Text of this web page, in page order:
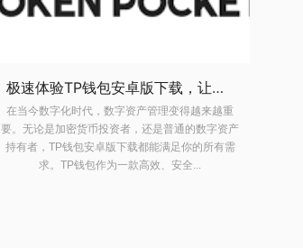
解决tp钱包下载app官网正版无法安装的全面指南
在数字货币管理工具中，TP钱包
（ThresholdWallet）是一个备受推崇的应用。它不
仅能够安全地存储和管理各类加密货币，还提供了
一系列实用功能，如交易记录...